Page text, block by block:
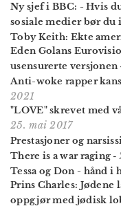
Ny sjef i BBC: - Hvis
sosiale medier bør du
Toby Keith: Ekte
Eden Golans
usensurerte versjonen
Anti-woke rapper
2021
"LOVE" skrevet med
25. mai 2017
Prestasjoner og
There is a war raging -
Tessa og Don - hånd i
Prins Charles:
oppgjør med jødisk